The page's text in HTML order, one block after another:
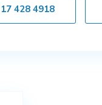
428 4918